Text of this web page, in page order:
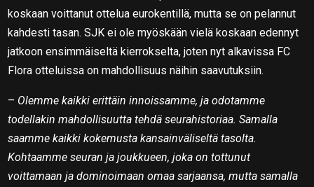
koskaan voittanut ottelua eurokentillä, mutta se on pelannut
kahdesti tasan. SJK ei ole myöskään vielä koskaan edennyt
jatkoon ensimmäiseltä kierrokselta, joten nyt alkavissa FC
Flora otteluissa on mahdollisuus näihin saavutuksiin.
– Olemme kaikki erittäin innoissamme, ja odotamme
todellakin mahdollisuutta tehdä seurahistoriaa. Samalla
saamme kaikki kokemusta kansainväliseltä tasolta.
Kohtaamme seuran ja joukkueen, joka on tottunut
voittamaan ja dominoimaan omaa sarjaansa, mutta samalla